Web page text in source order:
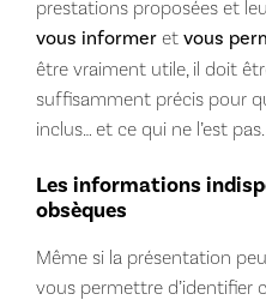
prestations proposées et
vous informeret vous
être vraiment utile, il doit
suffisamment précis pour
inclus… et ce qui ne l’est pas.
Les informations
obsèques
Même si la présentation
vous permettre d’identifier